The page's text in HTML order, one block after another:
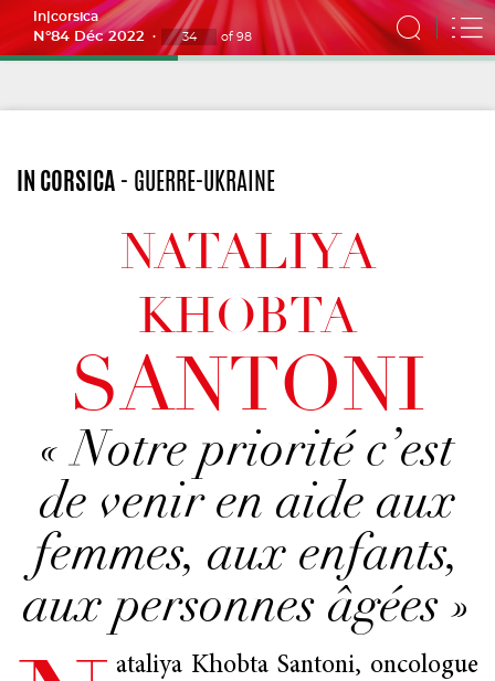
In|corsica
N°84 Déc 2022 of 98
IN CORSICA- LITTÉRATURE
IN CORSICA- GUERRE-UKRAINE
NATALIYA
KHOBTA
SANTONI
« Notre priorité c’est
de venir en aide aux
femmes, aux enfants,
aux personnes âgées »
ataliya Khobta Santoni, oncologue